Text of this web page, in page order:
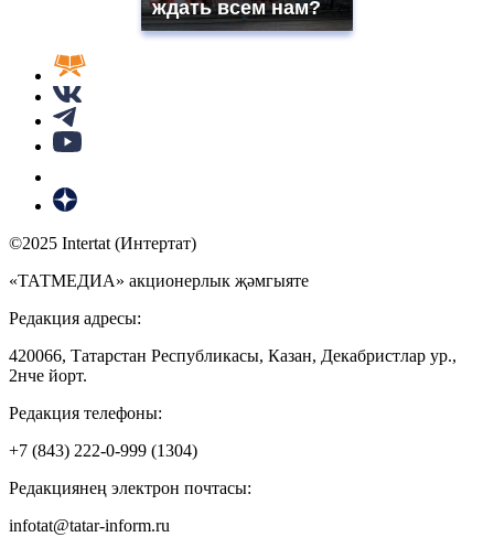
ждать всем нам?
©2025 Intertat (Интертат)
«ТАТМЕДИА» акционерлык җәмгыяте
Редакция адресы:
420066, Татарстан Республикасы, Казан, Декабристлар ур.,
2нче йорт.
Редакция телефоны:
+7 (843) 222-0-999 (1304)
Редакциянең электрон почтасы:
infotat@tatar-inform.ru